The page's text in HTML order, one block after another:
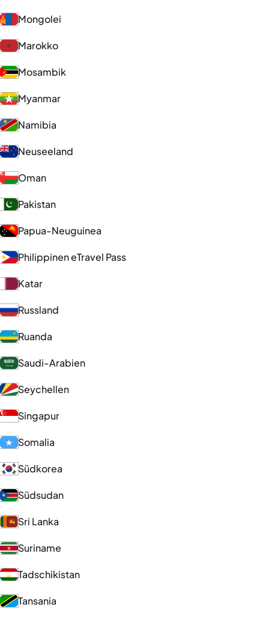
Mongolei
Marokko
Mosambik
Myanmar
Namibia
Neuseeland
Oman
Pakistan
Papua-Neuguinea
Philippinen eTravel Pass
Katar
Russland
Ruanda
Saudi-Arabien
Seychellen
Singapur
Somalia
Südkorea
Südsudan
Sri Lanka
Suriname
Tadschikistan
Tansania